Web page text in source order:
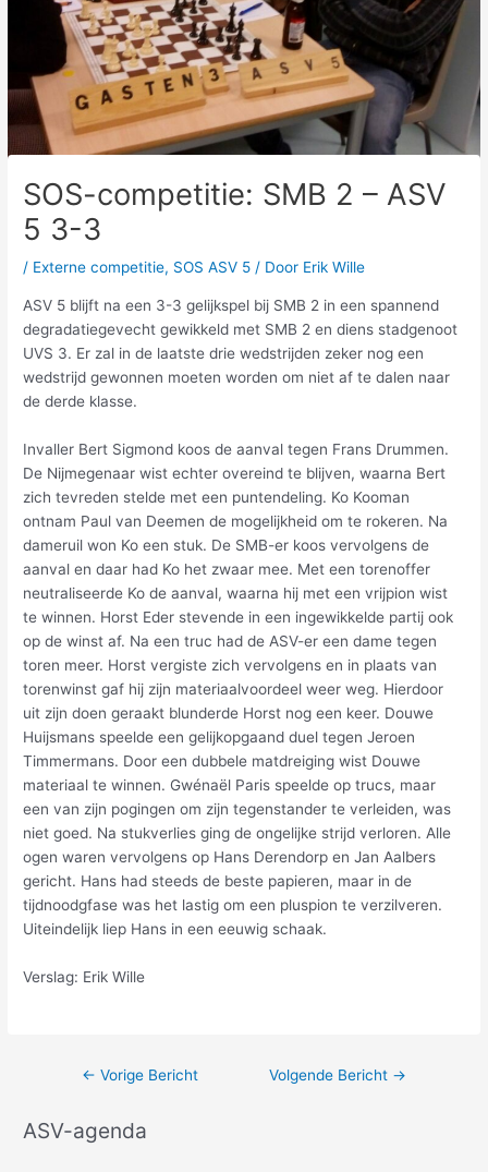
SOS-competitie: SMB 2 – ASV
5 3-3
/ Externe competitie, SOS ASV 5 / Door Erik Wille
ASV 5 blijft na een 3-3 gelijkspel bij SMB 2 in een spannend
degradatiegevecht gewikkeld met SMB 2 en diens stadgenoot
UVS 3. Er zal in de laatste drie wedstrijden zeker nog een
wedstrijd gewonnen moeten worden om niet af te dalen naar
de derde klasse.
Invaller Bert Sigmond koos de aanval tegen Frans Drummen.
De Nijmegenaar wist echter overeind te blijven, waarna Bert
zich tevreden stelde met een puntendeling. Ko Kooman
ontnam Paul van Deemen de mogelijkheid om te rokeren. Na
dameruil won Ko een stuk. De SMB-er koos vervolgens de
aanval en daar had Ko het zwaar mee. Met een torenoffer
neutraliseerde Ko de aanval, waarna hij met een vrijpion wist
te winnen. Horst Eder stevende in een ingewikkelde partij ook
op de winst af. Na een truc had de ASV-er een dame tegen
toren meer. Horst vergiste zich vervolgens en in plaats van
torenwinst gaf hij zijn materiaalvoordeel weer weg. Hierdoor
uit zijn doen geraakt blunderde Horst nog een keer. Douwe
Huijsmans speelde een gelijkopgaand duel tegen Jeroen
Timmermans. Door een dubbele matdreiging wist Douwe
materiaal te winnen. Gwénaël Paris speelde op trucs, maar
een van zijn pogingen om zijn tegenstander te verleiden, was
niet goed. Na stukverlies ging de ongelijke strijd verloren. Alle
ogen waren vervolgens op Hans Derendorp en Jan Aalbers
gericht. Hans had steeds de beste papieren, maar in de
tijdnoodgfase was het lastig om een pluspion te verzilveren.
Uiteindelijk liep Hans in een eeuwig schaak.
Verslag: Erik Wille
← Vorige Bericht Volgende Bericht →
ASV-agenda
A